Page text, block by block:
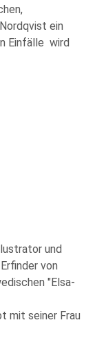
ein
Einfälle wird
und
von
"Elsa-
mit seiner Frau